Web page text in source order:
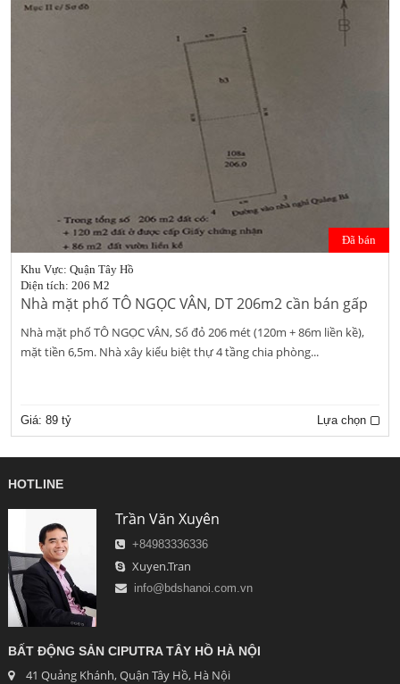
Đã bán
Khu Vực: Quận Tây Hồ
Diện tích: 206 M2
Nhà mặt phố TÔ NGỌC VÂN, DT 206m2 cần bán gấp
Nhà mặt phố TÔ NGỌC VÂN, Sổ đỏ 206 mét (120m + 86m liền kề),
mặt tiền 6,5m. Nhà xây kiểu biệt thự 4 tầng chia phòng...
Giá: 89 tỷ Lựa chọn
HOTLINE
Trần Văn Xuyên
+84983336336
Xuyen.Tran
info@bdshanoi.com.vn
BẤT ĐỘNG SẢN CIPUTRA TÂY HỒ HÀ NỘI
41 Quảng Khánh, Quận Tây Hồ, Hà Nội